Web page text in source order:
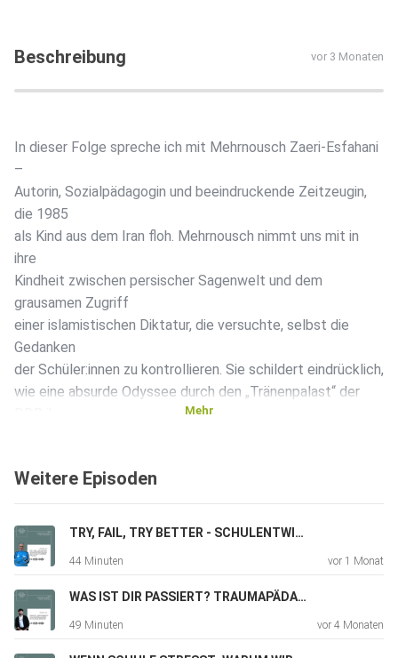
Beschreibung vor 3 Monaten
In dieser Folge spreche ich mit Mehrnousch Zaeri-Esfahani
–
Autorin, Sozialpädagogin und beeindruckende Zeitzeugin,
die 1985
als Kind aus dem Iran floh. Mehrnousch nimmt uns mit in
ihre
Kindheit zwischen persischer Sagenwelt und dem
grausamen Zugriff
einer islamistischen Diktatur, die versuchte, selbst die
Gedanken
der Schüler:innen zu kontrollieren. Sie schildert eindrücklich,
wie eine absurde Odyssee durch den „Tränenpalast“ der
Integration und
Heilung gelingen können. Mehrnousch erzählt von ihren
persönlichen „Engeln“ – jenen Lehrkräften an der IGH
Heidelberg,
die über bürokratische Grenzen hinausgingen und ihr durch
Mehr
Weitere Episoden
TRY, FAIL, TRY BETTER - SCHULENTWICKLUNG ALS EVOLUTIONÄRER PROZESS
44 Minuten vor 1 Monat
WAS IST DIR PASSIERT? TRAUMAPÄDAGOGIK IM KLASSENZIMMER
49 Minuten vor 4 Monaten